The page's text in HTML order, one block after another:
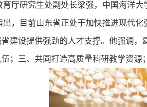
育厅研究生处副处长梁强，中国海洋
出，目前山东省正处于加快推进现代
建设提供强劲的人才支撑。他强调
；三、共同打造高质量科研教学资源